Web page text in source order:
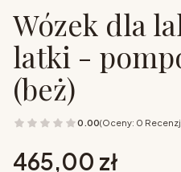
Wózek dla
latki -
(beż)
0.00(Oceny: 0
Cena
465,00 zł